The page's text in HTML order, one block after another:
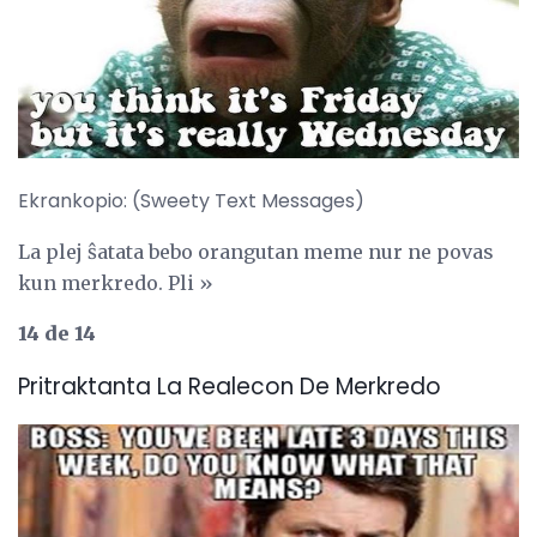
Ekrankopio: (Sweety Text Messages)
La plej ŝatata bebo orangutan meme nur ne povas
kun merkredo. Pli »
14 de 14
Pritraktanta La Realecon De Merkredo